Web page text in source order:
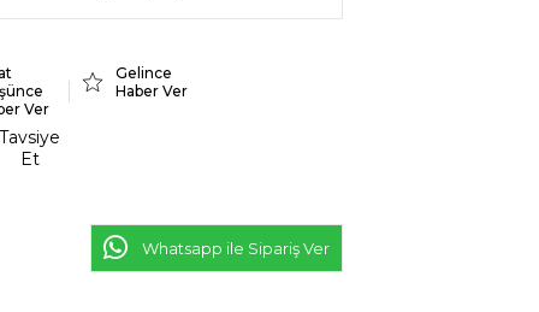
Ver
Gelince
Haber Ver
Tavsiye
Et
Whatsapp ile Sipariş Ver